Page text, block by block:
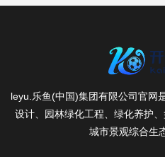
leyu.乐鱼(中国)集团有限公司官网
设计、园林绿化工程、绿化养护
城市景观综合生